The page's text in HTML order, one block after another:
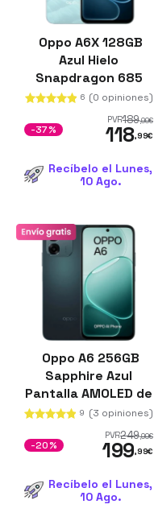
Oppo A6X 128GB
Azul Hielo
Snapdragon 685
4GB de RAM
ColorOS 15
6 (0 opiniones)
PVR189,99€
118,99€
-37%
Recíbelo el Lunes,
10 Ago.
Oppo A6 256GB
Sapphire Azul
Pantalla AMOLED de
6.75" 6GB de RAM
Batería de 7000
mAh
9 (3 opiniones)
PVR249,99€
199,99€
-20%
Recíbelo el Lunes,
10 Ago.